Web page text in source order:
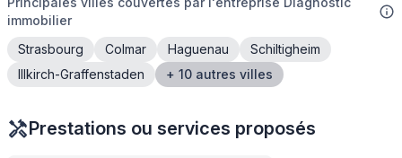
immobilier
Strasbourg
Colmar Haguenau
Schiltigheim
Illkirch-Graffenstaden
+ 10 autres villes
Prestations ou services proposés